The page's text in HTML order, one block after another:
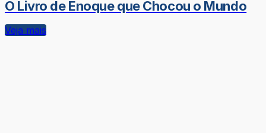
O Livro de Enoque que Chocou o Mundo
Veja mais